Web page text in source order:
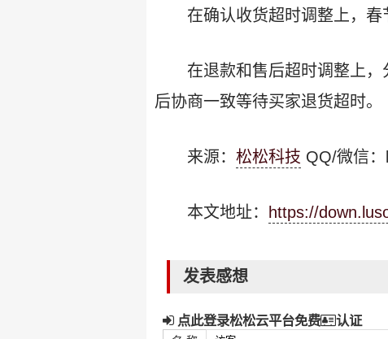
在确认收货超时调整上，春
在退款和售后超时调整上
后协商一致等待买家退货超时。
来源： 松松科技 QQ/微信
本文地址： https://
发表感想
点此登录松松云平台免费 认证